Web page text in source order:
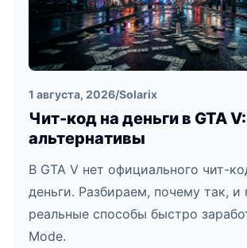
1 августа, 2026/Solarix
Чит-код на деньги в GTA
альтернативы
В GTA V нет официального чит-
деньги. Разбираем, почему так, и
реальные способы быстро
Mode.